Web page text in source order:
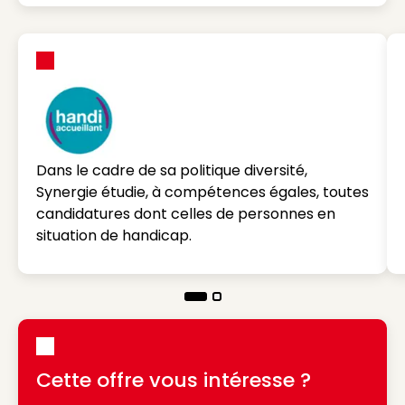
Dans le cadre de sa politique diversité,
Synergie étudie, à compétences égales, toutes
candidatures dont celles de personnes en
situation de handicap.
Cette offre vous intéresse ?